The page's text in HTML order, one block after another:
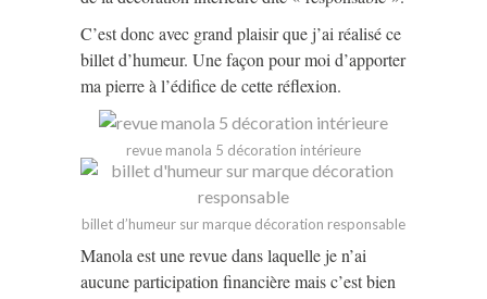
C’est donc avec grand plaisir que j’ai réalisé ce
billet d’humeur. Une façon pour moi d’apporter
ma pierre à l’édifice de cette réflexion.
revue manola 5 décoration intérieure
billet d’humeur sur marque décoration responsable
Manola est une revue dans laquelle je n’ai
aucune participation financière mais c’est bien